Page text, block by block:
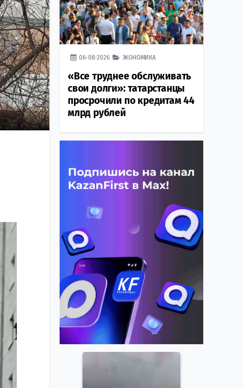
06-08-2026 ЭКОНОМИКА
«Все труднее обслуживать
свои долги»: татарстанцы
просрочили по кредитам 44
млрд рублей